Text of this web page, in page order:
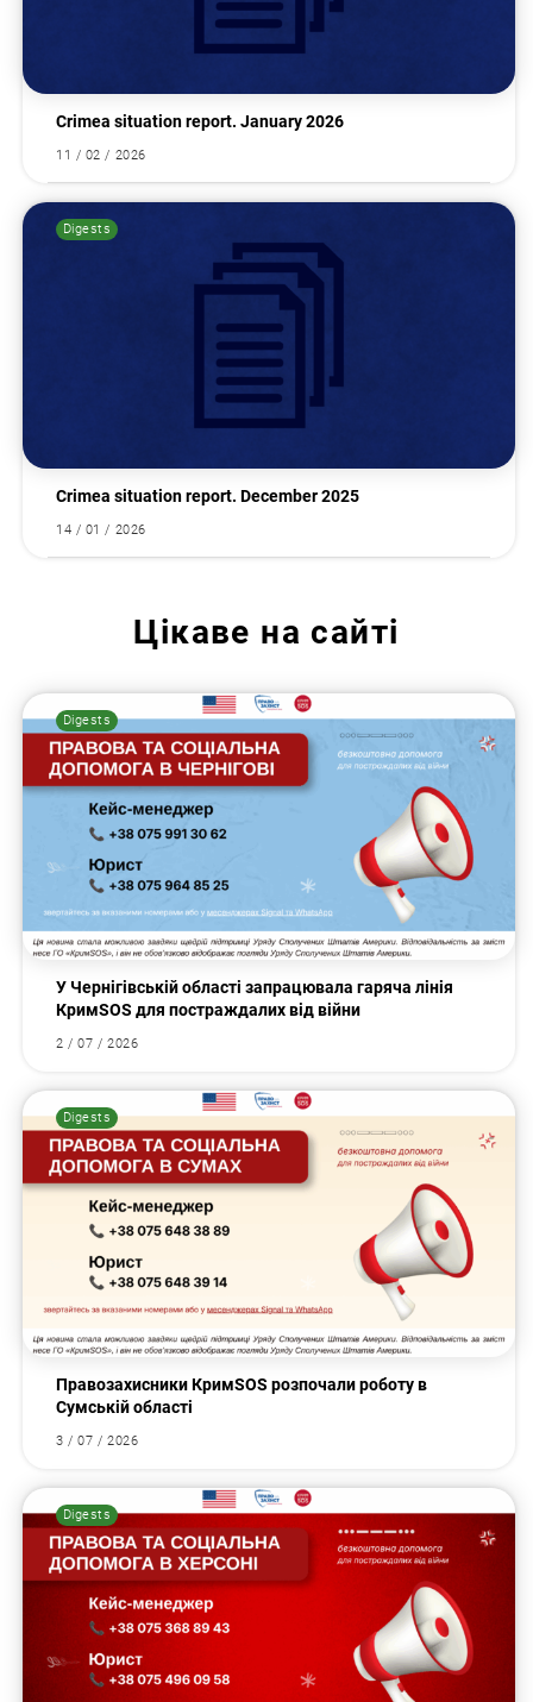
Search for:
Crimea situation report. January 2026
11 / 02 / 2026
Digests
Crimea situation report. December 2025
14 / 01 / 2026
Цікаве на сайті
Digests
У Чернігівській області запрацювала гаряча лінія
КримSOS для постраждалих від війни
2 / 07 / 2026
Digests
Правозахисники КримSOS розпочали роботу в
Сумській області
3 / 07 / 2026
Digests